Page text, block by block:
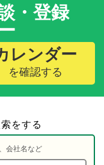
・登録
レンダー
を確認する
をする
会社名など